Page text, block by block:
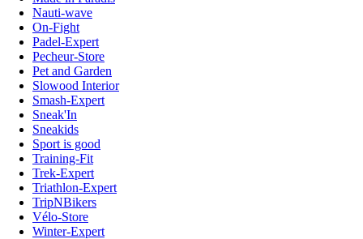
Nauti-wave
On-Fight
Padel-Expert
Pecheur-Store
Pet and Garden
Slowood Interior
Smash-Expert
Sneak'In
Sneakids
Sport is good
Training-Fit
Trek-Expert
Triathlon-Expert
TripNBikers
Vélo-Store
Winter-Expert